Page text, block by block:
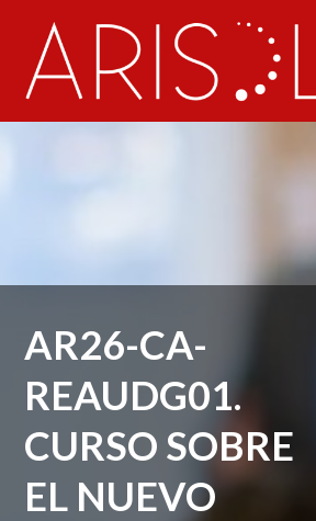
AR26-CA-
REAUDG01.
CURSO SOBRE
EL NUEVO